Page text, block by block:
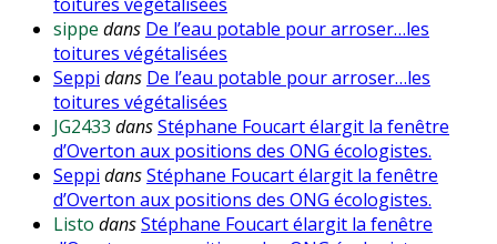
sippe dans De l’eau potable pour arroser…les
toitures végétalisées
Seppi dans De l’eau potable pour arroser…les
toitures végétalisées
JG2433 dansStéphane Foucart élargit la fenêtre
d’Overton aux positions des ONG écologistes.
Seppi dansStéphane Foucart élargit la fenêtre
d’Overton aux positions des ONG écologistes.
Listo dansStéphane Foucart élargit la fenêtre